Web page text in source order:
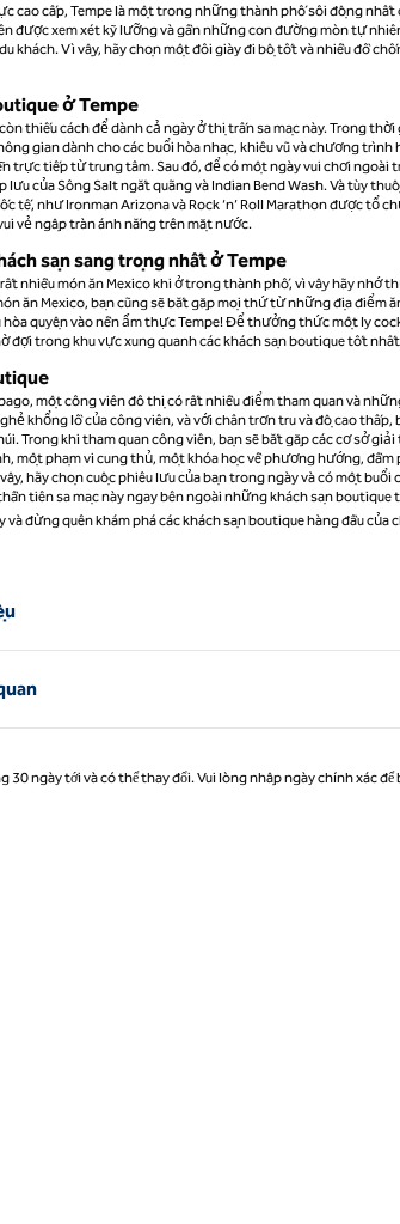
cao cấp, Tempe là một trong những thành phố sôi động
được xem xét kỹ lưỡng và gần những con đường mòn tự
khách. Vì vậy, hãy chọn một đôi giày đi bộ tốt và nhiều đồ
ở Tempe
thiếu cách để dành cả ngày ở thị trấn sa mạc này. Trong
gian dành cho các buổi hòa nhạc, khiêu vũ và chương
trực tiếp từ trung tâm. Sau đó, để có một ngày vui chơi ngoài
lưu của Sông Salt ngắt quãng và Indian Bend Wash. Và tùy
tế, như Ironman Arizona và Rock ‘n’ Roll Marathon được tổ
vẻ ngập tràn ánh nắng trên mặt nước.
sạn sang trọng nhất ở Tempe
nhiều món ăn Mexico khi ở trong thành phố, vì vậy hãy nhớ
ăn Mexico, bạn cũng sẽ bắt gặp mọi thứ từ những địa điểm
quyện vào nền ẩm thực Tempe! Để thưởng thức một ly
đợi trong khu vực xung quanh các khách sạn boutique tốt nhất
một công viên đô thị có rất nhiều điểm tham quan và
khổng lồ của công viên, và với chân trơn tru và độ cao
Trong khi tham quan công viên, bạn sẽ bắt gặp các cơ sở
một phạm vi cung thủ, một khóa học về phương hướng, đầm
hãy chọn cuộc phiêu lưu của bạn trong ngày và có một
tiên sa mạc này ngay bên ngoài những khách sạn boutique
đừng quên khám phá các khách sạn boutique hàng đầu của
ngày tới và có thể thay đổi. Vui lòng nhập ngày chính xác